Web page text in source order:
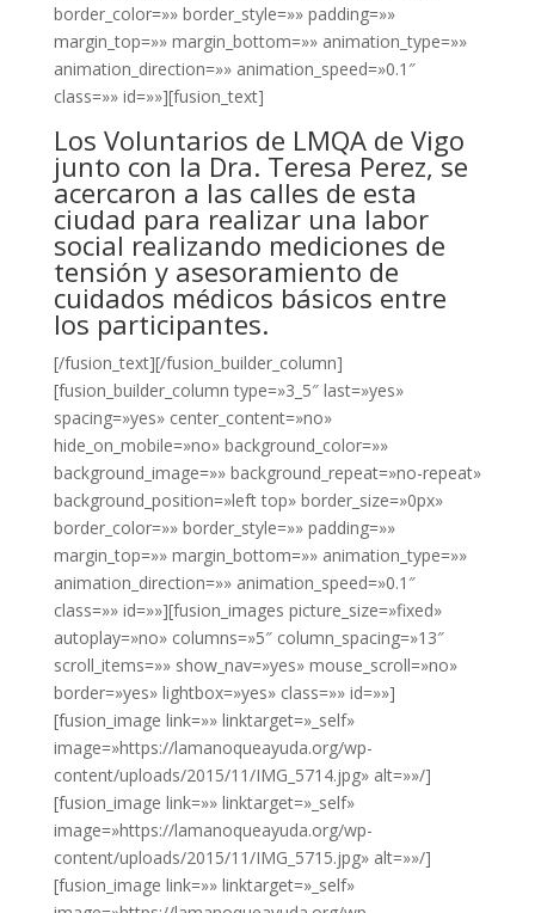
border_color=»» border_style=»» padding=»»
margin_top=»» margin_bottom=»» animation_type=»»
animation_direction=»» animation_speed=»0.1″
class=»» id=»»][fusion_text]
Los Voluntarios de LMQA de Vigo
junto con la Dra. Teresa Perez, se
acercaron a las calles de esta
ciudad para realizar una labor
social realizando mediciones de
tensión y asesoramiento de
cuidados médicos básicos entre
los participantes.
[/fusion_text][/fusion_builder_column]
[fusion_builder_column type=»3_5″ last=»yes»
spacing=»yes» center_content=»no»
hide_on_mobile=»no» background_color=»»
background_image=»» background_repeat=»no-repeat»
background_position=»left top» border_size=»0px»
border_color=»» border_style=»» padding=»»
margin_top=»» margin_bottom=»» animation_type=»»
animation_direction=»» animation_speed=»0.1″
class=»» id=»»][fusion_images picture_size=»fixed»
autoplay=»no» columns=»5″ column_spacing=»13″
scroll_items=»» show_nav=»yes» mouse_scroll=»no»
border=»yes» lightbox=»yes» class=»» id=»»]
[fusion_image link=»» linktarget=»_self»
image=»https://lamanoqueayuda.org/wp-
content/uploads/2015/11/IMG_5714.jpg» alt=»»/]
[fusion_image link=»» linktarget=»_self»
image=»https://lamanoqueayuda.org/wp-
content/uploads/2015/11/IMG_5715.jpg» alt=»»/]
[fusion_image link=»» linktarget=»_self»